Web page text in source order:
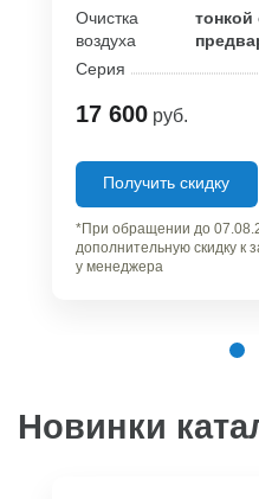
Очистка
воздуха
тонкой
Серия
17 600 руб.
Получить скидку
*При обращении до
дополнительную скидку к
у менеджера
Новинки